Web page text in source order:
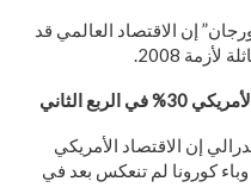
إن الاقتصاد العالمي قد
2008.
الثاني
إن الاقتصاد الأمريكي
كورونا لم تنعكس بعد في